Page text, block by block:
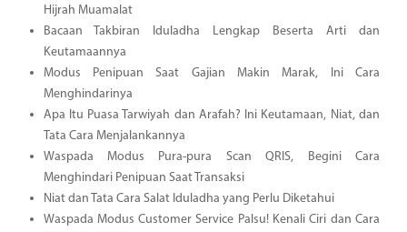
Hijrah Muamalat
Bacaan Takbiran Iduladha Lengkap Beserta Arti dan
Keutamaannya
Modus Penipuan Saat Gajian Makin Marak, Ini Cara
Menghindarinya
Apa Itu Puasa Tarwiyah dan Arafah? Ini Keutamaan, Niat, dan
Tata Cara Menjalankannya
Waspada Modus Pura-pura Scan QRIS, Begini Cara
Menghindari Penipuan Saat Transaksi
Niat dan Tata Cara Salat Iduladha yang Perlu Diketahui
Waspada Modus Customer Service Palsu! Kenali Ciri dan Cara